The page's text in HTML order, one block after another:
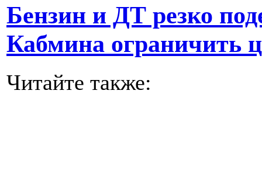
Бензин и ДТ резко
Кабмина ограничить
Читайте также: